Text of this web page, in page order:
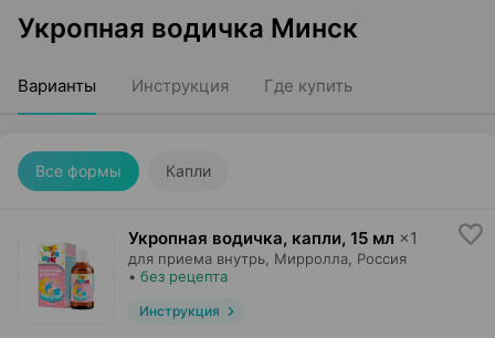
Укропная водичка Минск
Варианты Инструкция Где купить
Все формы Капли
Укропная водичка, капли, 15 мл ×1
для приема внутрь, Мирролла , Россия
• без рецепта
Инструкция